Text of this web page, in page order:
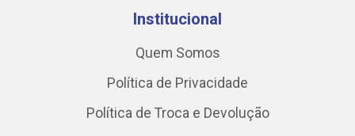
Institucional
Quem Somos
Política de Privacidade
Política de Troca e Devolução